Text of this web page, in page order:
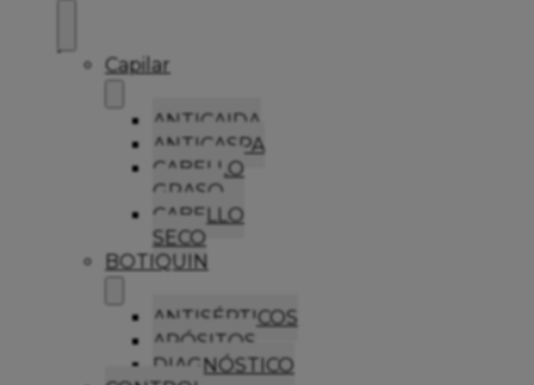
Capilar
ANTICAIDA
ANTICASPA
CABELLO
GRASO
CABELLO
SECO
BOTIQUIN
ANTISÉPTICOS
APÓSITOS
DIAGNÓSTICO